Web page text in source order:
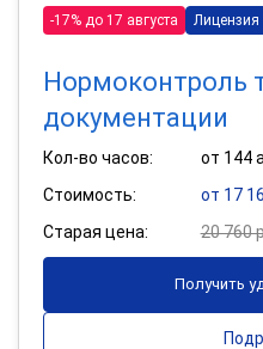
-17% до 17 августа Лицензия
Нормоконтроль
документации
Кол-во часов:
от 144
Стоимость:
от 17
Старая цена:
20 760
Получить